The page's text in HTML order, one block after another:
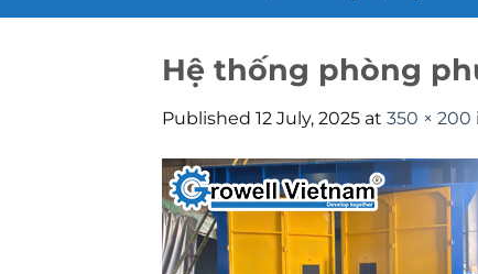
Hệ thống phòng
Published 12 July, 2025 at 350 × 200